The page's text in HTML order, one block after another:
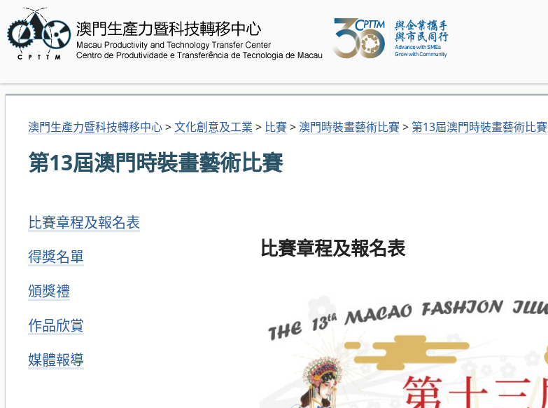
澳門生產力暨科技轉移中心>文化創意及工業 > 比賽> 澳門時裝畫藝術比賽> 第13屆澳門時裝畫藝術比賽
第13屆澳門時裝畫藝術比賽
比賽章程及報名表
得獎名單
頒獎禮
作品欣賞
媒體報導
比賽章程及報名表